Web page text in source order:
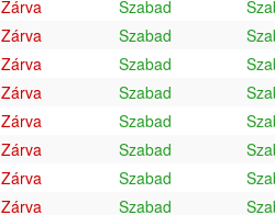
Zárva Szabad
Zárva Szabad
Zárva Szabad
Zárva Szabad
Zárva Szabad
Zárva Szabad
Zárva Szabad
Zárva Szabad